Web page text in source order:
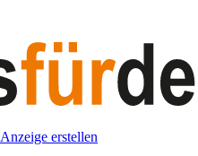
Anzeige erstellen